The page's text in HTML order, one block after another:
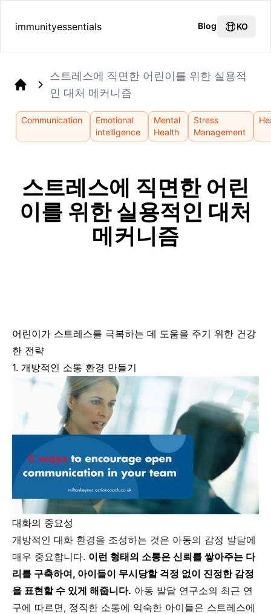
immunityessentials Blog KO
스트레스에 직면한 어린이를 위한 실용적
인 대처 메커니즘
Communication
Emotional
intelligence
Mental
Health
Stress
Management
스트레스에 직면한 어린
이를 위한 실용적인 대처
메커니즘
어린이가 스트레스를 극복하는 데 도움을 주기 위한 건강
한 전략
1. 개방적인 소통 환경 만들기
대화의 중요성
개방적인 대화 환경을 조성하는 것은 아동의 감정 발달에
매우 중요합니다. 이런 형태의 소통은 신뢰를 쌓아주는 다
리를 구축하여, 아이들이 무시당할 걱정 없이 진정한 감정
을 표현할 수 있게 해줍니다. 아동 발달 연구소의 최근 연
구에 따르면, 정직한 소통에 익숙한 아이들은 스트레스에